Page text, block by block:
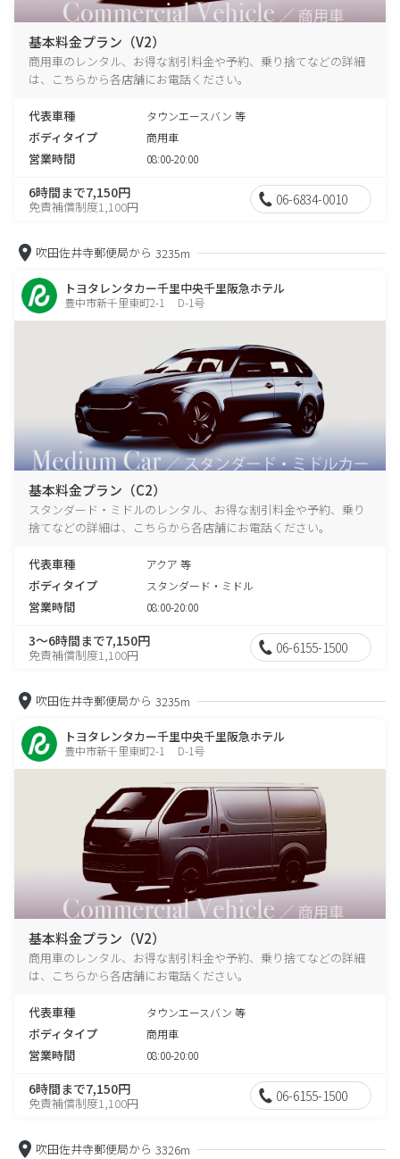
基本料金プラン（V2）
商用車のレンタル、お得な割引料金や予約、乗り捨てなどの詳細
は、こちらから各店舗にお電話ください。
代表車種 タウンエースバン 等
ボディタイプ 商用車
営業時間 08:00-20:00
6時間まで7,150円
免責補償制度1,100円 06-6834-0010
吹田佐井寺郵便局から 3235m
トヨタレンタカー千里中央千里阪急ホテル
豊中市新千里東町2-1 D-1号
基本料金プラン（C2）
スタンダード・ミドルのレンタル、お得な割引料金や予約、乗り
捨てなどの詳細は、こちらから各店舗にお電話ください。
代表車種 アクア 等
ボディタイプ スタンダード・ミドル
営業時間 08:00-20:00
3～6時間まで7,150円
免責補償制度1,100円 06-6155-1500
吹田佐井寺郵便局から 3235m
トヨタレンタカー千里中央千里阪急ホテル
豊中市新千里東町2-1 D-1号
基本料金プラン（V2）
商用車のレンタル、お得な割引料金や予約、乗り捨てなどの詳細
は、こちらから各店舗にお電話ください。
代表車種 タウンエースバン 等
ボディタイプ 商用車
営業時間 08:00-20:00
6時間まで7,150円
免責補償制度1,100円 06-6155-1500
吹田佐井寺郵便局から 3326m